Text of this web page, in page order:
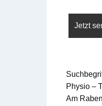
Physio –
Am